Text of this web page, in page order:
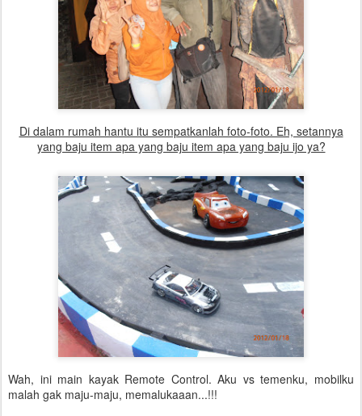
Di dalam rumah hantu itu sempatkanlah foto-foto. Eh, setannya
yang baju item apa yang baju item apa yang baju ijo ya?
Wah, ini main kayak Remote Control. Aku vs temenku, mobilku
malah gak maju-maju, memalukaaan...!!!